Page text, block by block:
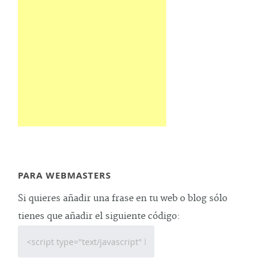
PARA WEBMASTERS
Si quieres añadir una frase en tu web o blog sólo
tienes que añadir el siguiente código: